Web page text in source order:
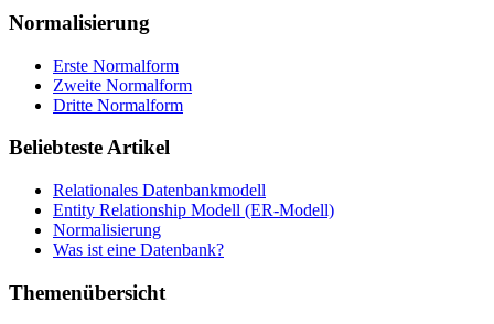
Normalisierung
Erste Normalform
Zweite Normalform
Dritte Normalform
Beliebteste Artikel
Relationales Datenbankmodell
Entity Relationship Modell (ER-Modell)
Normalisierung
Was ist eine Datenbank?
Themenübersicht